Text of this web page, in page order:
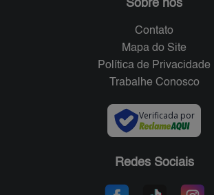
Sobre nós
Contato
Mapa do Site
Política de Privacidade
Trabalhe Conosco
Verificada por
Redes Sociais